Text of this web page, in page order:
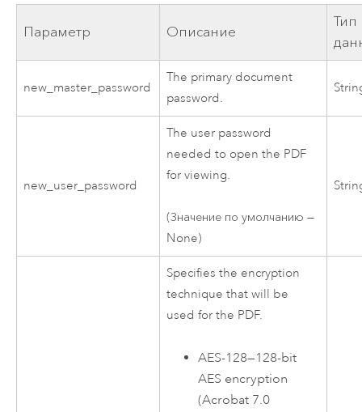
Параметр Описание
Тип
new_master_password
The primary document
password.
new_user_password
The user password
needed to open the PDF
for viewing.
(Значение по умолчанию —
None)
Specifies the encryption
technique that will be
used for the PDF.
AES-128—128-bit
AES encryption
(Acrobat 7.0